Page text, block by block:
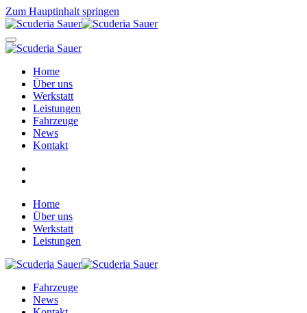
Zum Hauptinhalt springen
Home
Über uns
Werkstatt
Leistungen
Fahrzeuge
News
Kontakt
Home
Über uns
Werkstatt
Leistungen
Fahrzeuge
News